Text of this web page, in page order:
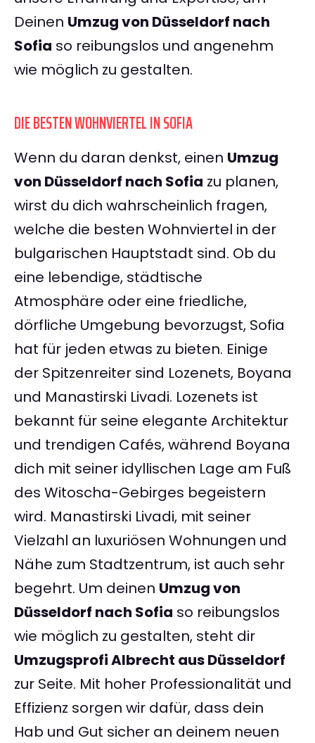
Deinen Umzug von Düsseldorf nach
Sofia so reibungslos und angenehm
wie möglich zu gestalten.
DIE BESTEN WOHNVIERTEL IN SOFIA
Wenn du daran denkst, einen Umzug
von Düsseldorf nach Sofia zu planen,
wirst du dich wahrscheinlich fragen,
welche die besten Wohnviertel in der
bulgarischen Hauptstadt sind. Ob du
eine lebendige, städtische
Atmosphäre oder eine friedliche,
dörfliche Umgebung bevorzugst, Sofia
hat für jeden etwas zu bieten. Einige
der Spitzenreiter sind Lozenets, Boyana
und Manastirski Livadi. Lozenets ist
bekannt für seine elegante Architektur
und trendigen Cafés, während Boyana
dich mit seiner idyllischen Lage am Fuß
des Witoscha-Gebirges begeistern
wird. Manastirski Livadi, mit seiner
Vielzahl an luxuriösen Wohnungen und
Nähe zum Stadtzentrum, ist auch sehr
begehrt. Um deinen Umzug von
Düsseldorf nach Sofia so reibungslos
wie möglich zu gestalten, steht dir
Umzugsprofi Albrecht aus Düsseldorf
zur Seite. Mit hoher Professionalität und
Effizienz sorgen wir dafür, dass dein
Hab und Gut sicher an deinem neuen